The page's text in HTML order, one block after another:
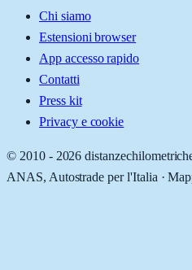
Chi siamo
Estensioni browser
App accesso rapido
Contatti
Press kit
Privacy e cookie
© 2010 - 2026
ANAS, Autostrade per l'Italia ·